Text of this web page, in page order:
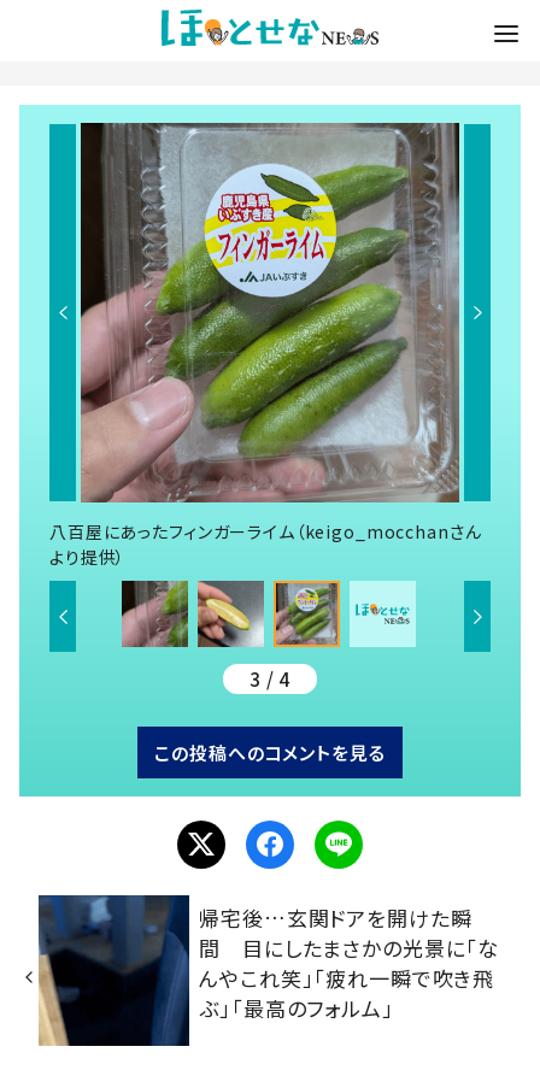
八百屋にあったフィンガーライム（keigo_mocchanさん
より提供）
3 / 4
この投稿へのコメントを見る
帰宅後…玄関ドアを開けた瞬
間 目にしたまさかの光景に「な
んやこれ笑」「疲れ一瞬で吹き飛
ぶ」「最高のフォルム」